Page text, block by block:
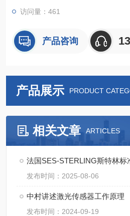
访问量：461
产品咨询
产品展示 PRODUCT
相关文章 ARTICLES
发布时间：2025-08-06
中村讲述激光传感器工作原理
发布时间：2024-09-19